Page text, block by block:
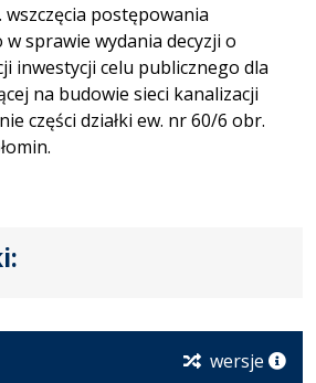
wszczęcia postępowania
sprawie wydania decyzji o
inwestycji celu publicznego dla
na budowie sieci kanalizacji
części działki ew. nr 60/6 obr.
wersje